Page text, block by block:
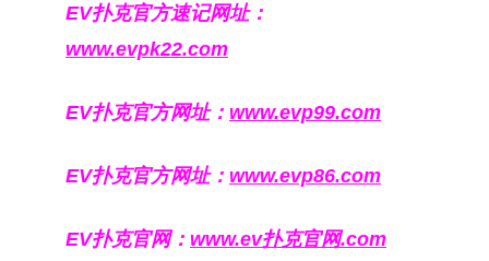
EV扑克官方速记网址：
www.evpk22.com
EV扑克官方网址： www.evp99.com
EV扑克官方网址： www.evp86.com
EV扑克官网： www.ev扑克官网.com